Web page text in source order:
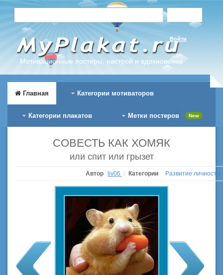
Мотивационные постеры, настрой и вдохновение
Войти
Главная Категории мотиваторов
Категории плакатов Метки постеров New
СОВЕСТЬ КАК ХОМЯК
или спит или грызет
Автор liv06 Категории Развитие личности